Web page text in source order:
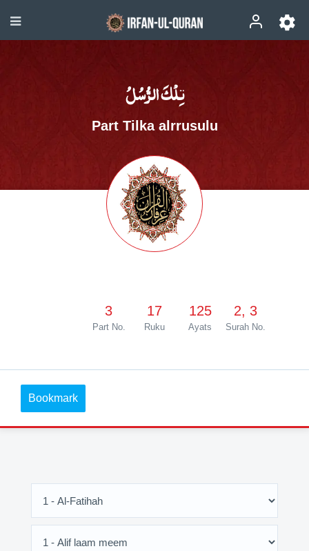
تِلْكَ الرُّسُلُ
Part Tilka alrrusulu
3
Part No.
17
Ruku
125
Ayats
2, 3
Surah No.
Bookmark